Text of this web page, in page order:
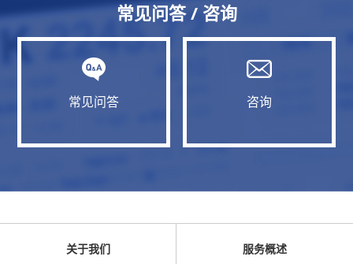
常见问答 / 咨询
常见问答 咨询
关于我们 服务概述